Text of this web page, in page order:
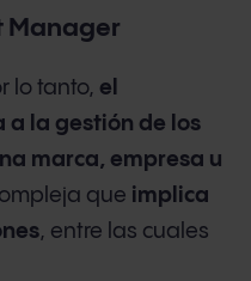
Manager
lo tanto, el
a la gestión de los
marca, empresa u
que implica
, entre las cuales